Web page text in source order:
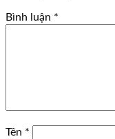
Bình luận *
Tên *